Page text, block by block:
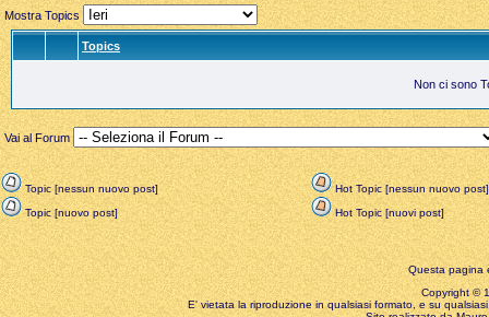
Mostra Topics
Topics
Non ci sono
Vai al Forum
Topic [nessun nuovo post]
Hot Topic [nessun nuovo post]
Topic [nuovo post]
Hot Topic [nuovi post]
Questa pagina
Copyright ©
E' vietata la riproduzione in qualsiasi formato, e su